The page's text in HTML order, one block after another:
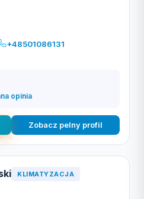
+48501086131
opinia
Zobacz pelny profil
KLIMATYZACJA